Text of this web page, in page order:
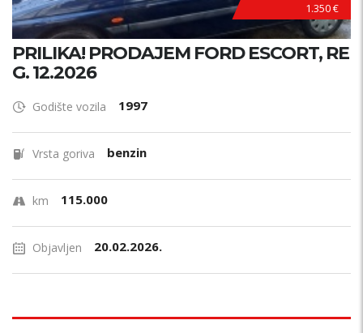
1.350 €
PRILIKA! PRODAJEM FORD ESCORT, RE
G. 12.2026
Godište vozila 1997
Vrsta goriva benzin
km 115.000
Objavljen 20.02.2026.